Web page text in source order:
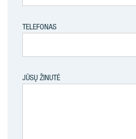
TELEFONAS
JŪSŲ ŽINUTĖ